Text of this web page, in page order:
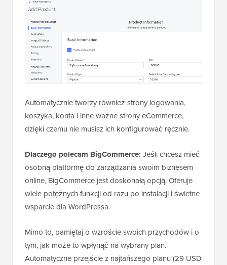
Automatycznie tworzy również strony logowania,
koszyka, konta i inne ważne strony eCommerce,
dzięki czemu nie musisz ich konfigurować ręcznie.
Dlaczego polecam BigCommerce: Jeśli chcesz mieć
osobną platformę do zarządzania swoim biznesem
online, BigCommerce jest doskonałą opcją. Oferuje
wiele potężnych funkcji od razu po instalacji i świetne
wsparcie dla WordPressa.
Mimo to, pamiętaj o wzroście swoich przychodów i o
tym, jak może to wpłynąć na wybrany plan.
Automatyczne przejście z najtańszego planu (29 USD